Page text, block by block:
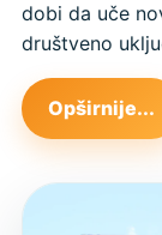
dobi da uče
društveno
Opširnije...